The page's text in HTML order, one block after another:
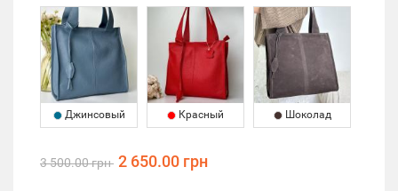
Джинсовый Красный Шоколад
3 500.00 грн 2 650.00 грн